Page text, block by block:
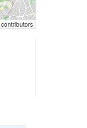
contributors